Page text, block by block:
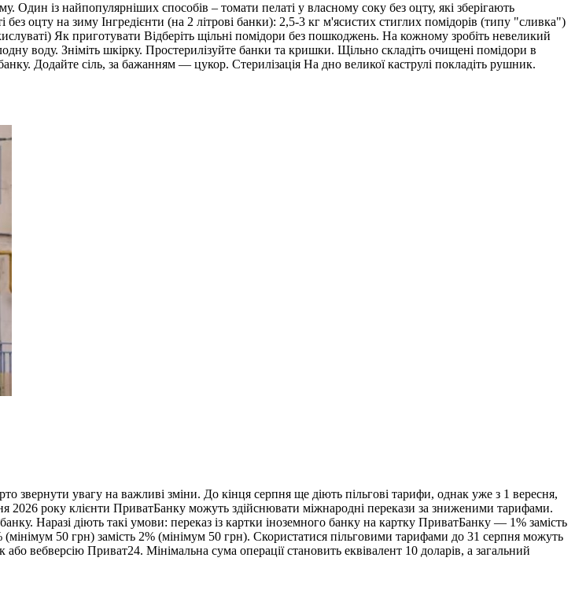
Один із найпопулярніших способів – томати пелаті у власному соку без оцту, які зберігають
оцту на зиму Інгредієнти (на 2 літрові банки): 2,5-3 кг м'ясистих стиглих помідорів (типу "сливка")
Як приготувати Відберіть щільні помідори без пошкоджень. На кожному зробіть невеликий
воду. Зніміть шкірку. Простерилізуйте банки та кришки. Щільно складіть очищені помідори в
Додайте сіль, за бажанням — цукор. Стерилізація На дно великої каструлі покладіть рушник.
звернути увагу на важливі зміни. До кінця серпня ще діють пільгові тарифи, однак уже з 1 вересня,
2026 року клієнти ПриватБанку можуть здійснювати міжнародні перекази за зниженими тарифами.
Наразі діють такі умови: переказ із картки іноземного банку на картку ПриватБанку — 1% замість
50 грн) замість 2% (мінімум 50 грн). Скористатися пільговими тарифами до 31 серпня можуть
вебверсію Приват24. Мінімальна сума операції становить еквівалент 10 доларів, а загальний